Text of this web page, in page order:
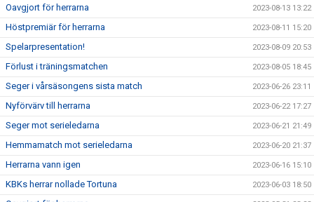
Oavgjort för herrarna 2023-08-13 13:22
Höstpremiär för herrarna 2023-08-11 15:20
Spelarpresentation! 2023-08-09 20:53
Förlust i träningsmatchen 2023-08-05 18:45
Seger i vårsäsongens sista match 2023-06-26 23:11
Nyförvärv till herrarna 2023-06-22 17:27
Seger mot serieledarna 2023-06-21 21:49
Hemmamatch mot serieledarna 2023-06-20 21:37
Herrarna vann igen 2023-06-16 15:10
KBKs herrar nollade Tortuna 2023-06-03 18:50